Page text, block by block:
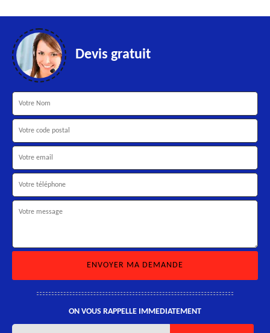
Devis gratuit
ON VOUS RAPPELLE IMMEDIATEMENT